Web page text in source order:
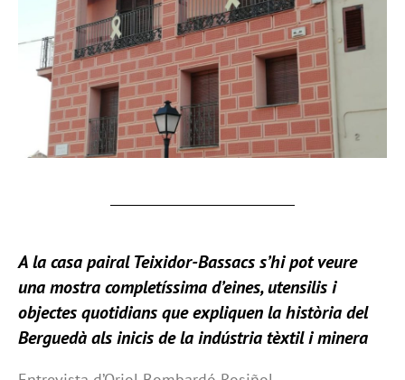
A la casa pairal Teixidor-Bassacs s’hi pot veure
una mostra completíssima d’eines, utensilis i
objectes quotidians que expliquen la història del
Berguedà als inicis de la indústria tèxtil i minera